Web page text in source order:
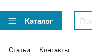
Каталог
Статьи Контакты